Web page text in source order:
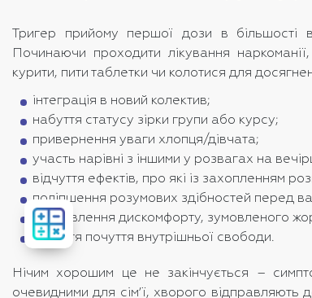
Тригер прийому першої дози в більшості
Починаючи проходити лікування
курити, пити таблетки чи колотися для
інтеграція в новий колектив;
набуття статусу зірки групи або курсу;
привернення уваги хлопця/дівчата;
участь нарівні з іншими у розвагах на
відчуття ефектів, про які із захопленням
поліпшення розумових здібностей перед
позбавлення дискомфорту, зумовленого
набуття почуття внутрішньої свободи.
Нічим хорошим це не закінчується –
очевидними для сім’ї, хворого відправляють
Розрахувати
вартість
лікування